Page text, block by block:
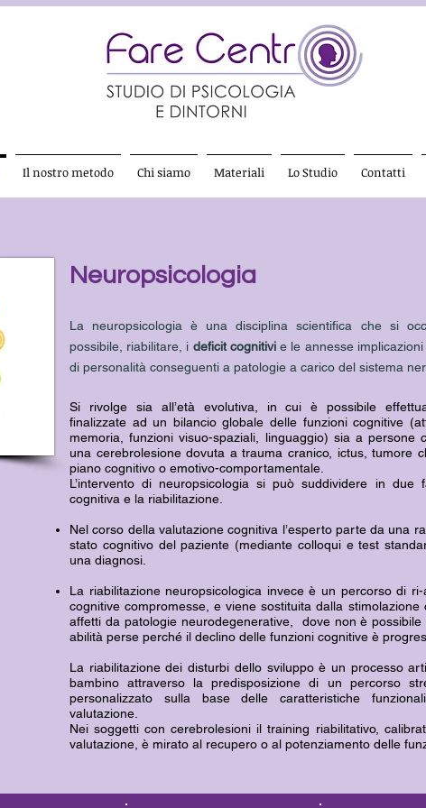
Il nostro metodo Chi siamo Materiali Lo Studio Contatti
Neuropsicologia
La neuropsicologia è una disciplina scientifica che si
possibile, riabilitare, i deficit cognitivie le annesse
di personalità conseguenti a patologie a carico del sistema
Si rivolge sia all’età evolutiva, in cui è possibile
finalizzate ad un bilancio globale delle funzioni cognitive
memoria, funzioni visuo-spaziali, linguaggio) sia a persone
una cerebrolesione dovuta a trauma cranico, ictus, tumore
piano cognitivo o emotivo-comportamentale.
L’intervento di neuropsicologia si può suddividere in due
cognitiva e la riabilitazione.
Nel corso della valutazione cognitiva l’esperto parte da una
stato cognitivo del paziente (mediante colloqui e test
una diagnosi.
La riabilitazione neuropsicologica invece è un percorso di
cognitive compromesse, e viene sostituita dalla
affetti da patologie neurodegenerative, dove non è
abilità perse perché il declino delle funzioni cognitive è
La riabilitazione dei disturbi dello sviluppo è un processo
bambino attraverso la predisposizione di un percorso
personalizzato sulla base delle caratteristiche
valutazione.
Nei soggetti con cerebrolesioni il training riabilitativo,
valutazione, è mirato al recupero o al potenziamento delle